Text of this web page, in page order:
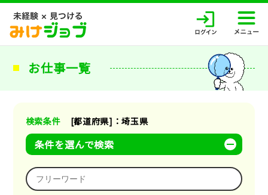
お仕事一覧
検索条件 [都道府県]：埼玉県
条件を選んで検索